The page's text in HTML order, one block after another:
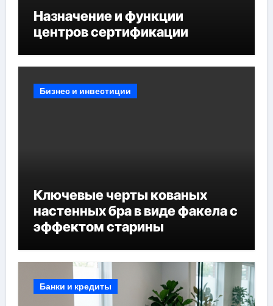
Назначение и функции
центров сертификации
Бизнес и инвестиции
Ключевые черты кованых
настенных бра в виде факела с
эффектом старины
Банки и кредиты